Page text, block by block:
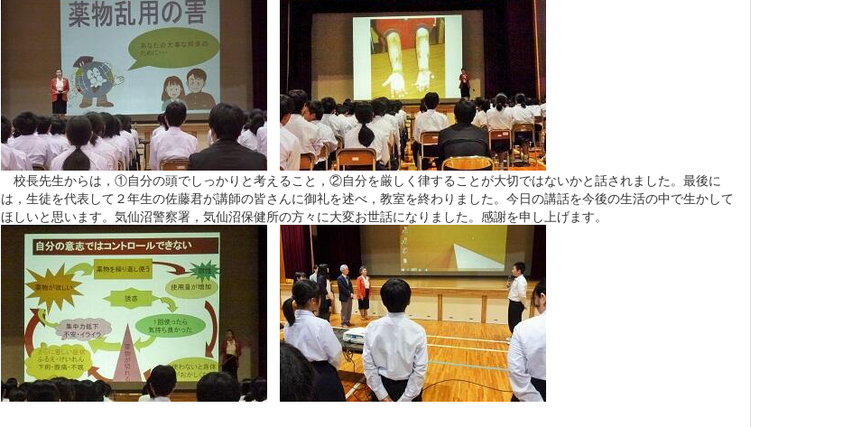
校長先生からは，①自分の頭でしっかりと考えること，②自分を厳しく律することが大切ではないかと話されました。最後に
は，生徒を代表して２年生の佐藤君が講師の皆さんに御礼を述べ，教室を終わりました。今日の講話を今後の生活の中で生かして
ほしいと思います。気仙沼警察署，気仙沼保健所の方々に大変お世話になりました。感謝を申し上げます。